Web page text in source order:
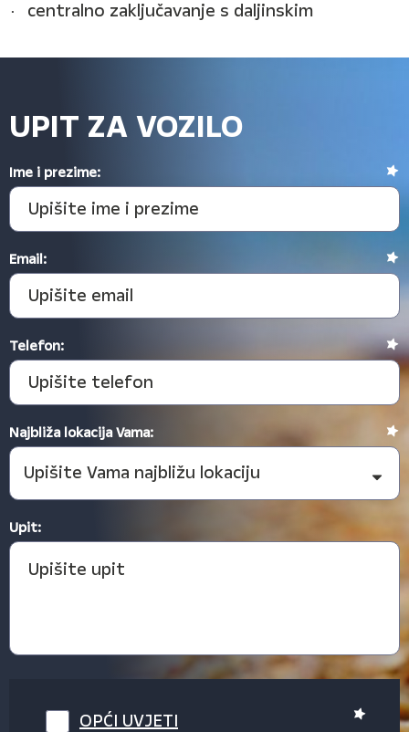
centralno zaključavanje s daljinskim
UPIT ZA VOZILO
Ime i prezime:
Email:
Telefon:
Najbliža lokacija Vama:
Upit:
OPĆI UVJETI